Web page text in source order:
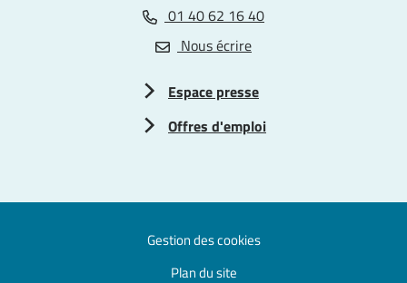
01 40 62 16 40
Nous écrire
Espace presse
Offres d'emploi
Gestion des cookies
Plan du site